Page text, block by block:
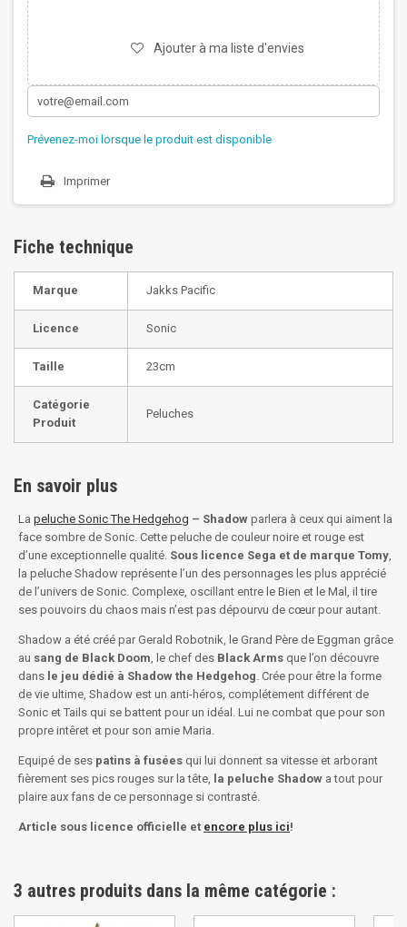
Ajouter à ma liste d'envies
Prévenez-moi lorsque le produit est disponible
Imprimer
Fiche technique
Marque Jakks Pacific
Licence Sonic
Taille 23cm
Catégorie
Produit
Peluches
En savoir plus
La peluche Sonic The Hedgehog – Shadow parlera à ceux qui aiment la
face sombre de Sonic. Cette peluche de couleur noire et rouge est
d’une exceptionnelle qualité. Sous licence Sega et de marque Tomy,
la peluche Shadow représente l’un des personnages les plus apprécié
de l’univers de Sonic. Complexe, oscillant entre le Bien et le Mal, il tire
ses pouvoirs du chaos mais n’est pas dépourvu de cœur pour autant.
Shadow a été créé par Gerald Robotnik, le Grand Père de Eggman grâce
au sang de Black Doom, le chef des Black Arms que l’on découvre
dans le jeu dédié à Shadow the Hedgehog. Crée pour être la forme
de vie ultime, Shadow est un anti-héros, complétement différent de
Sonic et Tails qui se battent pour un idéal. Lui ne combat que pour son
propre intêret et pour son amie Maria.
Equipé de ses patins à fusées qui lui donnent sa vitesse et arborant
fièrement ses pics rouges sur la tête, la peluche Shadow a tout pour
plaire aux fans de ce personnage si contrasté.
Article sous licence officielle et encore plus ici!
3 autres produits dans la même catégorie :